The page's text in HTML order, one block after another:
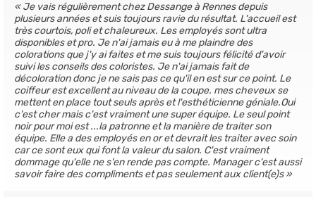
Je vais régulièrement chez Dessange à Rennes depuis
plusieurs années et suis toujours ravie du résultat. L'accueil est
très courtois, poli et chaleureux. Les employés sont ultra
disponibles et pro. Je n'ai jamais eu à me plaindre des
colorations que j'y ai faites et me suis toujours félicité d'avoir
suivi les conseils des coloristes. Je n'ai jamais fait de
décoloration donc je ne sais pas ce qu'il en est sur ce point. Le
coiffeur est excellent au niveau de la coupe. mes cheveux se
mettent en place tout seuls après et l'esthéticienne géniale.Oui
c'est cher mais c'est vraiment une super équipe. Le seul point
noir pour moi est ...la patronne et la manière de traiter son
équipe. Elle a des employés en or et devrait les traiter avec soin
car ce sont eux qui font la valeur du salon. C'est vraiment
dommage qu'elle ne s'en rende pas compte. Manager c'est aussi
savoir faire des compliments et pas seulement aux client(e)s